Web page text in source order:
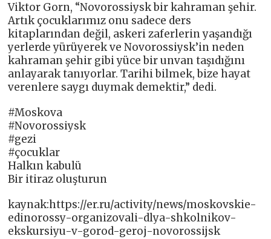
Viktor Gorn, “Novorossiysk bir kahraman şehir.
Artık çocuklarımız onu sadece ders
kitaplarından değil, askeri zaferlerin yaşandığı
yerlerde yürüyerek ve Novorossiysk’in neden
kahraman şehir gibi yüce bir unvan taşıdığını
anlayarak tanıyorlar. Tarihi bilmek, bize hayat
verenlere saygı duymak demektir,” dedi.
#Moskova
#Novorossiysk
#gezi
#çocuklar
Halkın kabulü
Bir itiraz oluşturun
kaynak:https://er.ru/activity/news/moskovskie-
edinorossy-organizovali-dlya-shkolnikov-
ekskursiyu-v-gorod-geroj-novorossijsk